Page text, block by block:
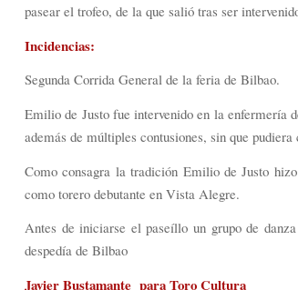
pasear el trofeo, de la que salió tras ser
Incidencias:
Segunda Corrida General de la feria de Bilbao.
Emilio de Justo fue intervenido en la enfermería
además de múltiples contusiones, sin que
Como consagra la tradición Emilio de Justo
como torero debutante en Vista Alegre.
Antes de iniciarse el paseíllo un grupo de
despedía de Bilbao
Javier Bustamante para Toro Cultura